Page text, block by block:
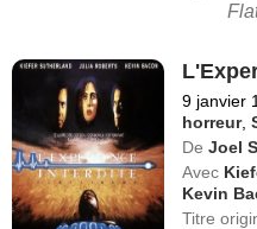
9 janvier
horreur,
De Joel
Avec
Kevin
Titre